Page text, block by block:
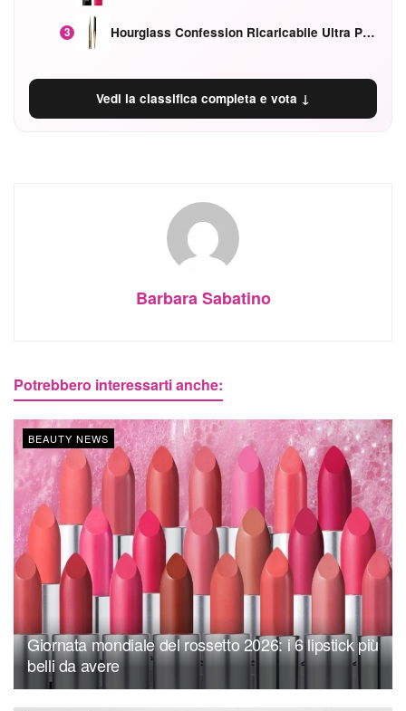
3 Hourglass Confession Ricaricabile Ultra Preciso Ad Alta Intensità Secretly Classic Red
Vedi la classifica completa e vota ↓
Barbara Sabatino
Potrebbero interessarti anche:
BEAUTY NEWS
Giornata mondiale del rossetto 2026: i 6 lipstick più
belli da avere